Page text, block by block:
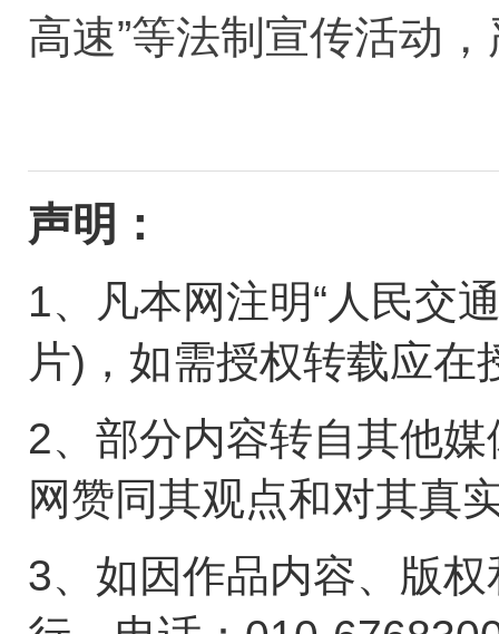
高速”等法制宣传活动
声明：
1、凡本网注明“人民交
片)，如需授权转载应
2、部分内容转自其他
网赞同其观点和对其真
3、如因作品内容、版